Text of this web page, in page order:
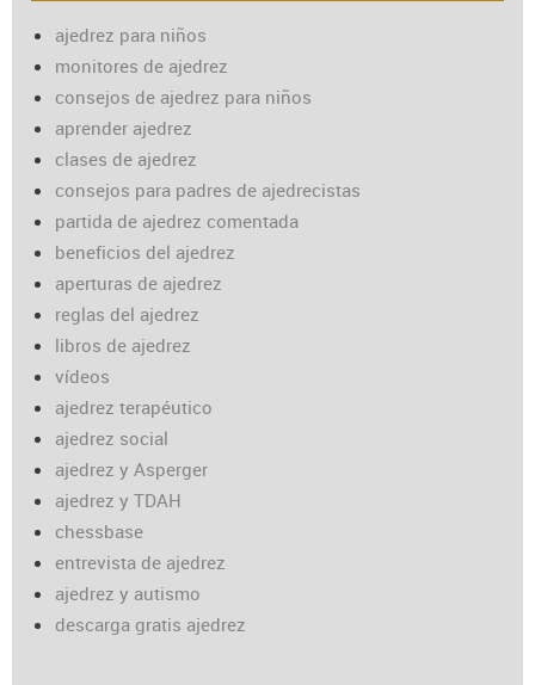
ajedrez para niños
monitores de ajedrez
consejos de ajedrez para niños
aprender ajedrez
clases de ajedrez
consejos para padres de ajedrecistas
partida de ajedrez comentada
beneficios del ajedrez
aperturas de ajedrez
reglas del ajedrez
libros de ajedrez
vídeos
ajedrez terapéutico
ajedrez social
ajedrez y Asperger
ajedrez y TDAH
chessbase
entrevista de ajedrez
ajedrez y autismo
descarga gratis ajedrez